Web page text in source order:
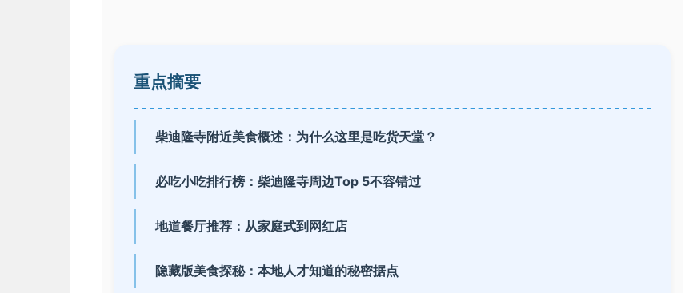
重点摘要
柴迪隆寺附近美食概述：为什么这里是吃货天堂？
必吃小吃排行榜：柴迪隆寺周边Top 5不容错过
地道餐厅推荐：从家庭式到网红店
隐藏版美食探秘：本地人才知道的秘密据点